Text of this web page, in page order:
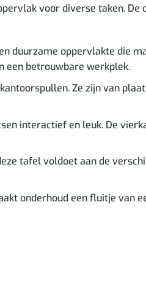
voor diverse taken.
duurzame oppervlakte die
een betrouwbare werkplek.
Ze zijn van
interactief en leuk. De
tafel voldoet aan de
onderhoud een fluitje van